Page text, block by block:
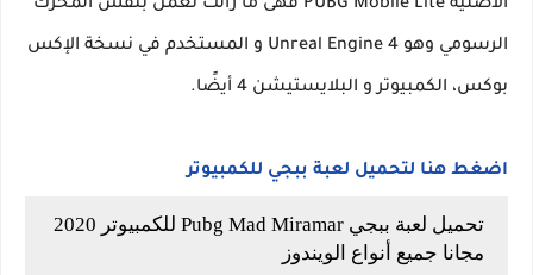
الأصلية PUBG Mobile Lite فهى ما زالت تعمل بنفس المحرك
الرسومي وهو Unreal Engine 4 و المستخدم في نسخة الإكس
بوكس، الكمبيوتر و البلايستيشن 4 أيضًا.
اضغط هنا لتحميل لعبة ببجي للكمبيوتر
تحميل لعبة ببجي Pubg Mad Miramar للكمبيوتر 2020
مجانا جميع أنواع الويندوز